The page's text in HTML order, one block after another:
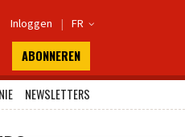
Inloggen | FR 
ABONNEREN
NEWSLETTERS